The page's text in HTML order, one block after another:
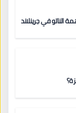
في جرينلاند